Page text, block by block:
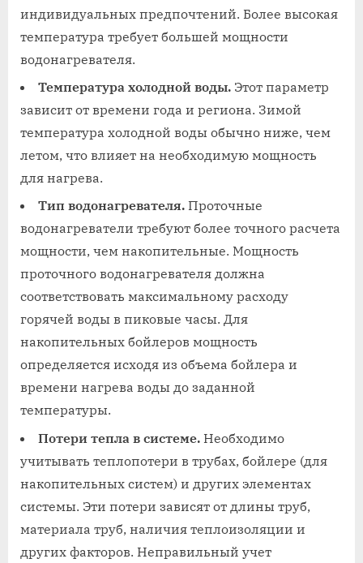
индивидуальных предпочтений. Более высокая
температура требует большей мощности
водонагревателя.
Температура холодной воды. Этот параметр
зависит от времени года и региона. Зимой
температура холодной воды обычно ниже, чем
летом, что влияет на необходимую мощность
для нагрева.
Тип водонагревателя. Проточные
водонагреватели требуют более точного расчета
мощности, чем накопительные. Мощность
проточного водонагревателя должна
соответствовать максимальному расходу
горячей воды в пиковые часы. Для
накопительных бойлеров мощность
определяется исходя из объема бойлера и
времени нагрева воды до заданной
температуры.
Потери тепла в системе. Необходимо
учитывать теплопотери в трубах, бойлере (для
накопительных систем) и других элементах
системы. Эти потери зависят от длины труб,
материала труб, наличия теплоизоляции и
других факторов. Неправильный учет